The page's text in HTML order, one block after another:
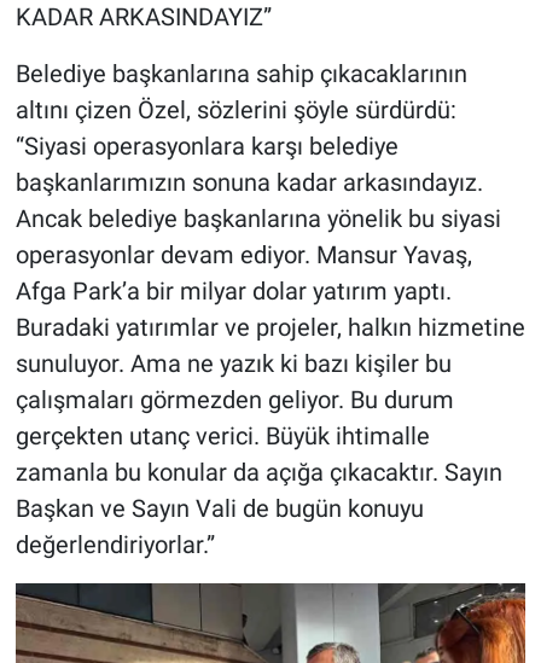
KADAR ARKASINDAYIZ”
Belediye başkanlarına sahip çıkacaklarının
altını çizen Özel, sözlerini şöyle sürdürdü:
“Siyasi operasyonlara karşı belediye
başkanlarımızın sonuna kadar arkasındayız.
Ancak belediye başkanlarına yönelik bu siyasi
operasyonlar devam ediyor. Mansur Yavaş,
Afga Park’a bir milyar dolar yatırım yaptı.
Buradaki yatırımlar ve projeler, halkın hizmetine
sunuluyor. Ama ne yazık ki bazı kişiler bu
çalışmaları görmezden geliyor. Bu durum
gerçekten utanç verici. Büyük ihtimalle
zamanla bu konular da açığa çıkacaktır. Sayın
Başkan ve Sayın Vali de bugün konuyu
değerlendiriyorlar.”